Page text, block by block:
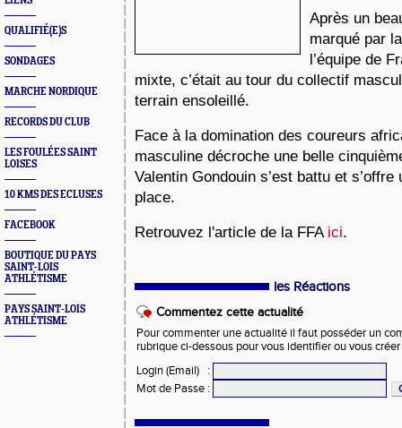
QUALIFIÉ(E)S
SONDAGES
MARCHE NORDIQUE
RECORDS DU CLUB
LES FOULÉES SAINT
LOISES
10 KMS DES ECLUSES
FACEBOOK
BOUTIQUE DU PAYS
SAINT-LOIS
ATHLÉTISME
PAYS SAINT-LOIS
ATHLÉTISME
Après un
marqué par
l’équipe de
mixte, c’était au tour du collectif
terrain ensoleillé.
Face à la domination des coureurs
masculine décroche une belle
Valentin Gondouin s’est battu et
place.
Retrouvez l'article de la FFAici.
les Réactions
Commentez cette actualité
Pour commenter une actualité il faut posséder un
rubrique ci-dessous pour vous identifier ou vous
Login (Email)
:
Mot de Passe :